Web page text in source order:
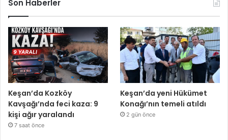
Son Haberler
Keşan’da Kozköy
Kavşağı’nda feci kaza: 9
kişi ağır yaralandı
7 saat önce
Keşan’da yeni Hükümet
Konağı’nın temeli atıldı
2 gün önce